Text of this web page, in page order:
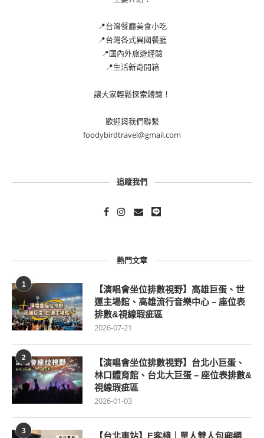
📍台灣餐廳美食小吃
📍台灣各式異國餐廳
📍國內外旅遊經驗
📍生活新奇開箱
讓大家輕鬆探索體驗！
歡迎與我們聯繫
foodybirdtravel@gmail.com
追蹤我們
熱門文章
1
【演唱會坐位排數視野】高雄巨蛋、世
運主場館、高雄流行音樂中心 – 座位表
排數&視線瑕疵區
2026-07-21
2
【演唱會坐位排數視野】台北小巨蛋、
林口體育館、台北大巨蛋 – 座位表排數&
視線瑕疵區
2026-01-03
3